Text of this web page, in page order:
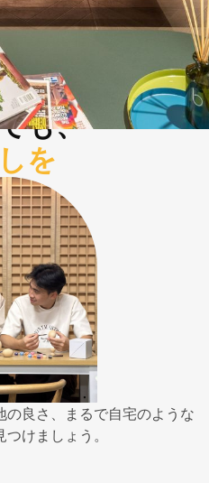
も、
を
良さ、まるで自宅のような
けましょう。